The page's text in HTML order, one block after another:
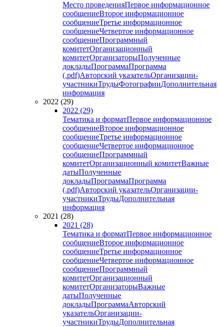
Место проведенияПервое информационное
сообщениеВторое информационное
сообщениеТретье информационное
сообщениеЧетвертое информационное
сообщениеПрограммный
комитетОрганизационный
комитетОрганизаторыПолученные
докладыПрограммаПрограмма
(.pdf)Авторский указательОрганизации-
участникиТрудыФотографииДополнительная
информация
2022 (29)
2022 (29)
Тематика и форматПервое информационное
сообщениеВторое информационное
сообщениеТретье информационное
сообщениеЧетвертое информационное
сообщениеПрограммный
комитетОрганизационный комитетВажные
датыПолученные
докладыПрограммаПрограмма
(.pdf)Авторский указательОрганизации-
участникиТрудыДополнительная
информация
2021 (28)
2021 (28)
Тематика и форматПервое информационное
сообщениеВторое информационное
сообщениеТретье информационное
сообщениеЧетвертое информационное
сообщениеПрограммный
комитетОрганизационный
комитетОрганизаторыВажные
датыПолученные
докладыПрограммаАвторский
указательОрганизации-
участникиТрудыДополнительная